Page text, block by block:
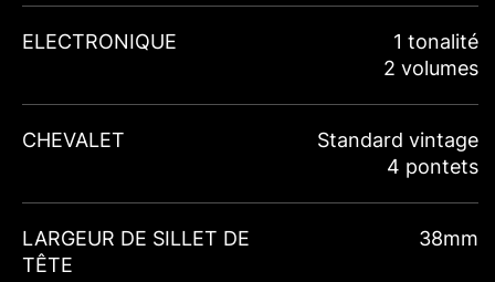
ELECTRONIQUE
1 tonalité
2 volumes
CHEVALET
Standard vintage
4 pontets
LARGEUR DE SILLET DE
TÊTE
38mm